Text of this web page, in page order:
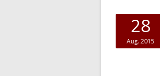
28
Aug. 2015